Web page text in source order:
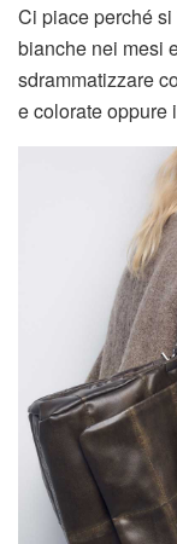
Ci piace perché
bianche nei mesi
sdrammatizzare
e colorate oppure